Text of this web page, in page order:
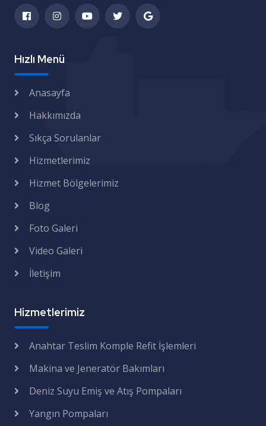
Hızlı Menü
Anasayfa
Hakkımızda
Sıkça Sorulanlar
Hizmetlerimiz
Hizmet Bölgelerimiz
Blog
Foto Galeri
Video Galeri
İletişim
Hizmetlerimiz
Anahtar Teslim Komple Refit İşlemleri
Makina ve Jeneratör Bakımları
Deniz Suyu Emiş ve Atış Pompaları
Yangın Pompaları